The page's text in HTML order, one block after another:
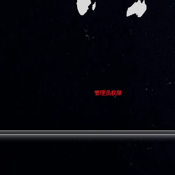
管理员权限